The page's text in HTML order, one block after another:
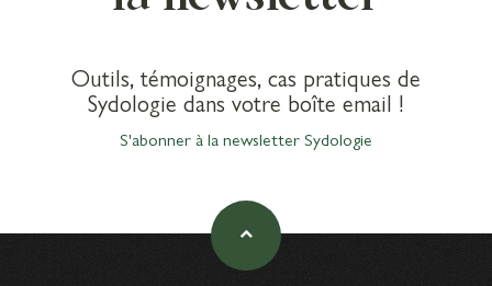
Outils, témoignages, cas pratiques de
Sydologie dans votre boîte email !
S'abonner à la newsletter Sydologie